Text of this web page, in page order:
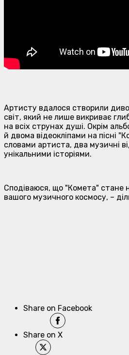
Артисту вдалося створили
світ, який не лише викриває
на всіх струнах душі. Окрім
й двома відеокліпами на пісні
словами артиста, два музичні
унікальними історіями.
Сподіваюся, що "Комета" стане
вашого музичного космосу, –
Share on Facebook
Share on X